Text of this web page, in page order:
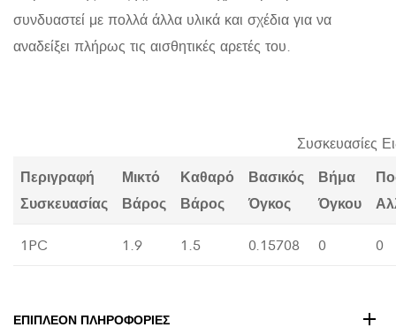
συνδυαστεί με πολλά άλλα υλικά και σχέδια για να
αναδείξει πλήρως τις αισθητικές αρετές του.
Συσκευασίες
Περιγραφή
Συσκευασίας
Μικτό
Βάρος
Καθαρό
Βάρος
Βασικός
Όγκος
Βήμα
Όγκου
1PC 1.9 1.5 0.15708 0 0
ΕΠΙΠΛΈΟΝ ΠΛΗΡΟΦΟΡΊΕΣ